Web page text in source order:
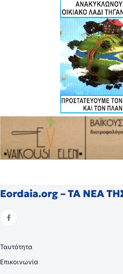
Eordaia.org – ΤΑ ΝΕΑ
Ταυτότητα
Επικοινωνία